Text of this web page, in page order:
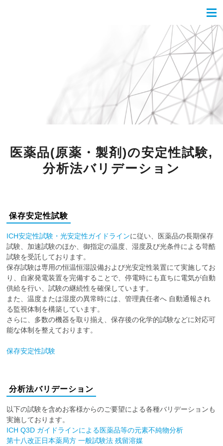
医薬品(原薬・製剤)の安定性試験,
分析法バリデーション
保存安定性試験
ICH安定性試験・光安定性ガイドラインに従い、医薬品の長期保存
試験、加速試験のほか、御指定の温度、湿度及び光条件による苛酷
試験を受託しております。
保存試験は専用の恒温恒湿設備および光安定性装置にて実施してお
り、自家発電装置を完備することで、停電時にも直ちに電気が自動
供給を行い、試験の継続性を確保しています。
また、温度または湿度の異常時には、管理責任者へ 自動通報され
る監視体制を構築しています。
さらに、多数の機器を取り揃え、保存後の化学的試験などに対応可
能な体制を整えております。
保存安定性試験
分析法バリデーション
以下の試験を含めお客様からのご要望による各種バリデーションも
実施しております。
ICH Q3D ガイドラインによる医薬品等の元素不純物分析
第十八改正日本薬局方 一般試験法 残留溶媒